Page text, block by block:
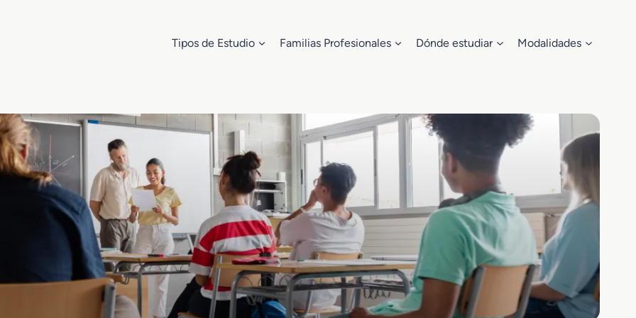
Tipos de Estudio Familias Profesionales Dónde estudiar Modalidades